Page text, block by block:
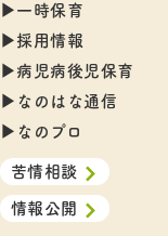
▶︎一時保育
▶︎採用情報
▶︎病児病後児保育
▶︎なのはな通信
▶︎なのプロ
苦情相談
情報公開